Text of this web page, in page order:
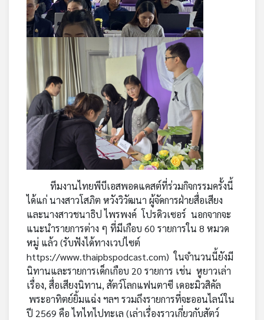
ทีมงานไทยพีบีเอสพอดแคสต์ที่ร่วมกิจกรรมครั้งนี้
ได้แก่ นางสาวโสภิต หวังวิวัฒนา ผู้จัดการฝ่ายสื่อเสียง
และนางสาวชนาธิป ไพรพงค์ โปรดิวเซอร์ นอกจากจะ
แนะนำรายการต่าง ๆ ที่มีเกือบ 60 รายการใน 8 หมวด
หมู่ แล้ว (รับฟังได้ทางเวปไซต์
https://www.thaipbspodcast.com) ในจำนวนนี้ยังมี
นิทานและรายการเด็กเกือบ 20 รายการ เช่น หูยาวเล่า
เรื่อง, สื่อเสียงนิทาน, สัตว์โลกแฟนตาซี เดอะมิวสิคัล
พระอาทิตย์ยิ้มแฉ่ง ฯลฯ รวมถึงรายการที่จะออนไลน์ใน
ปี 2569 คือ ไทไทไปทะเล (เล่าเรื่องราวเกี่ยวกับสัตว์